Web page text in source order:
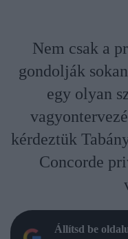
Nem csak a
gondolják
egy olyan
kérdeztük
Concorde
Állítsd be